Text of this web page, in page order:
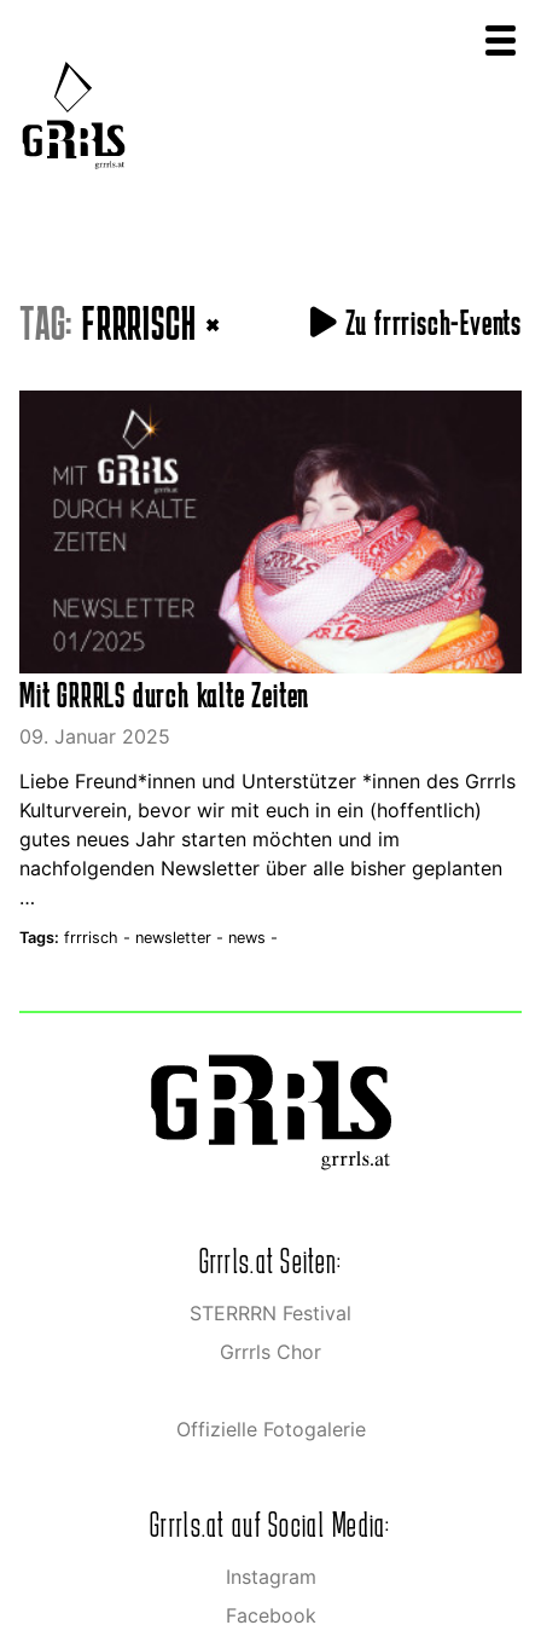
TAG: FRRRISCH × Zu frrrisch-Events
Mit GRRRLS durch kalte Zeiten
09. Januar 2025
Liebe Freund*innen und Unterstützer *innen des Grrrls
Kulturverein, bevor wir mit euch in ein (hoffentlich)
gutes neues Jahr starten möchten und im
nachfolgenden Newsletter über alle bisher geplanten
…
Tags: frrrisch - newsletter - news -
Grrrls.at Seiten:
STERRRN Festival
Grrrls Chor
Offizielle Fotogalerie
Grrrls.at auf Social Media:
Instagram
Facebook